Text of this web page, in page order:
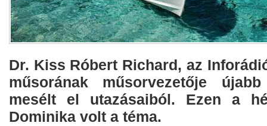
Dr. Kiss Róbert Richard, az
műsorának műsorvezetője újabb
mesélt el utazásaiból. Ezen a
Dominika volt a téma.